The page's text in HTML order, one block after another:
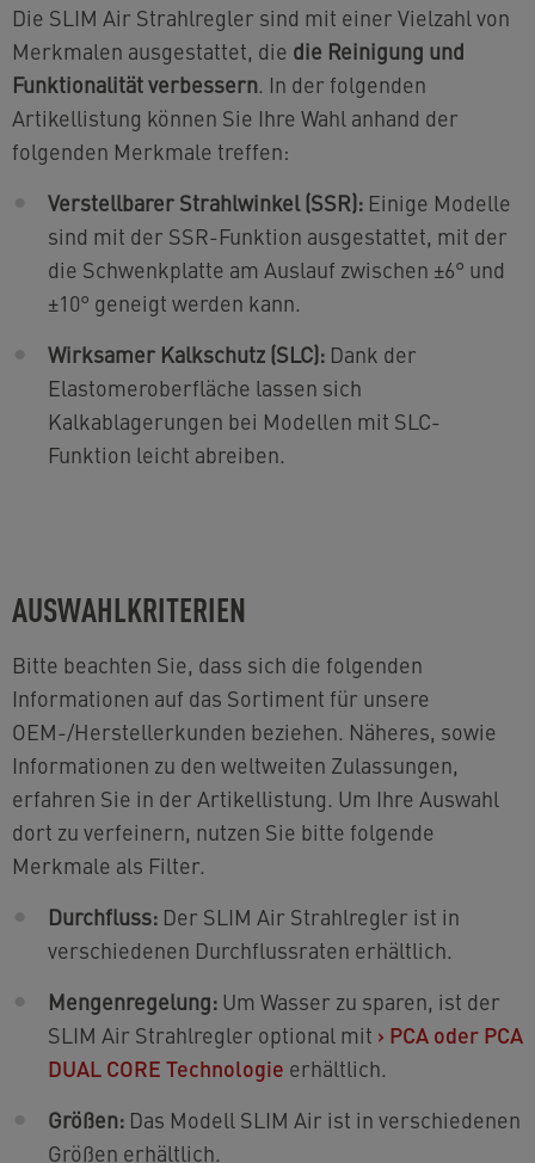
Die SLIM Air Strahlregler sind mit einer Vielzahl von
Merkmalen ausgestattet, die die Reinigung und
Funktionalität verbessern. In der folgenden
Artikellistung können Sie Ihre Wahl anhand der
folgenden Merkmale treffen:
Verstellbarer Strahlwinkel (SSR): Einige Modelle
sind mit der SSR-Funktion ausgestattet, mit der
die Schwenkplatte am Auslauf zwischen ±6° und
±10° geneigt werden kann.
Wirksamer Kalkschutz (SLC): Dank der
Elastomeroberfläche lassen sich
Kalkablagerungen bei Modellen mit SLC-
Funktion leicht abreiben.
AUSWAHLKRITERIEN
Bitte beachten Sie, dass sich die folgenden
Informationen auf das Sortiment für unsere
OEM-/Herstellerkunden beziehen. Näheres, sowie
Informationen zu den weltweiten Zulassungen,
erfahren Sie in der Artikellistung. Um Ihre Auswahl
dort zu verfeinern, nutzen Sie bitte folgende
Merkmale als Filter.
Durchfluss: Der SLIM Air Strahlregler ist in
verschiedenen Durchflussraten erhältlich.
Mengenregelung: Um Wasser zu sparen, ist der
SLIM Air Strahlregler optional mit › PCA oder PCA
DUAL CORE Technologie erhältlich.
Größen: Das Modell SLIM Air ist in verschiedenen
Größen erhältlich.